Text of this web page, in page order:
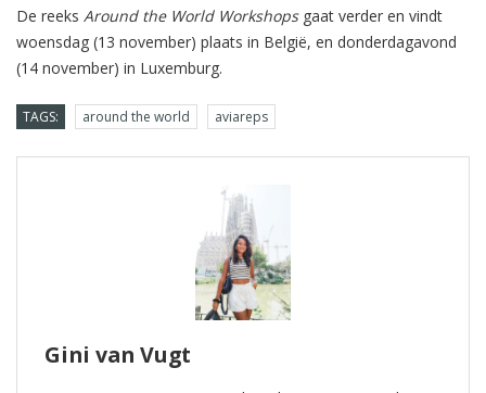
De reeks Around the World Workshopsgaat verder en vindt
woensdag (13 november) plaats in België, en donderdagavond
(14 november) in Luxemburg.
TAGS: around the world aviareps
Gini van Vugt